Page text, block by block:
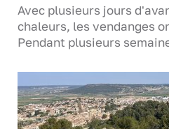
Avec plusieurs jours
chaleurs, les vendanges
Pendant plusieurs